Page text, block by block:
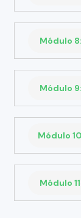
Módulo 8:
Módulo 9:
Módulo
Módulo